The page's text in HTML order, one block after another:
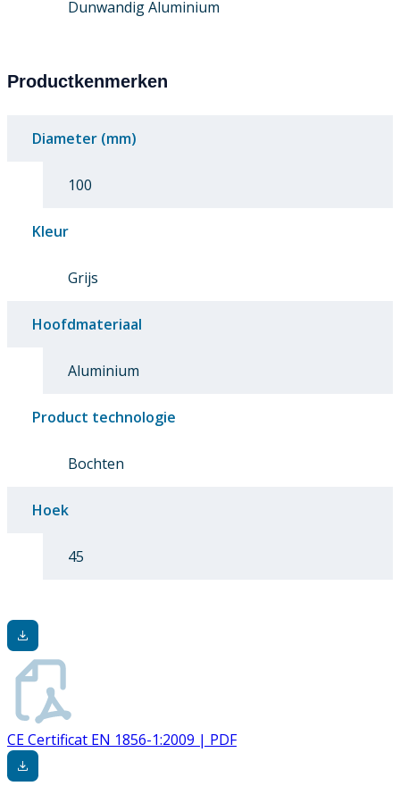
Dunwandig Aluminium
Productkenmerken
Diameter (mm)
100
Kleur
Grijs
Hoofdmateriaal
Aluminium
Product technologie
Bochten
Hoek
45
CE Certificat EN 1856-1:2009 | PDF